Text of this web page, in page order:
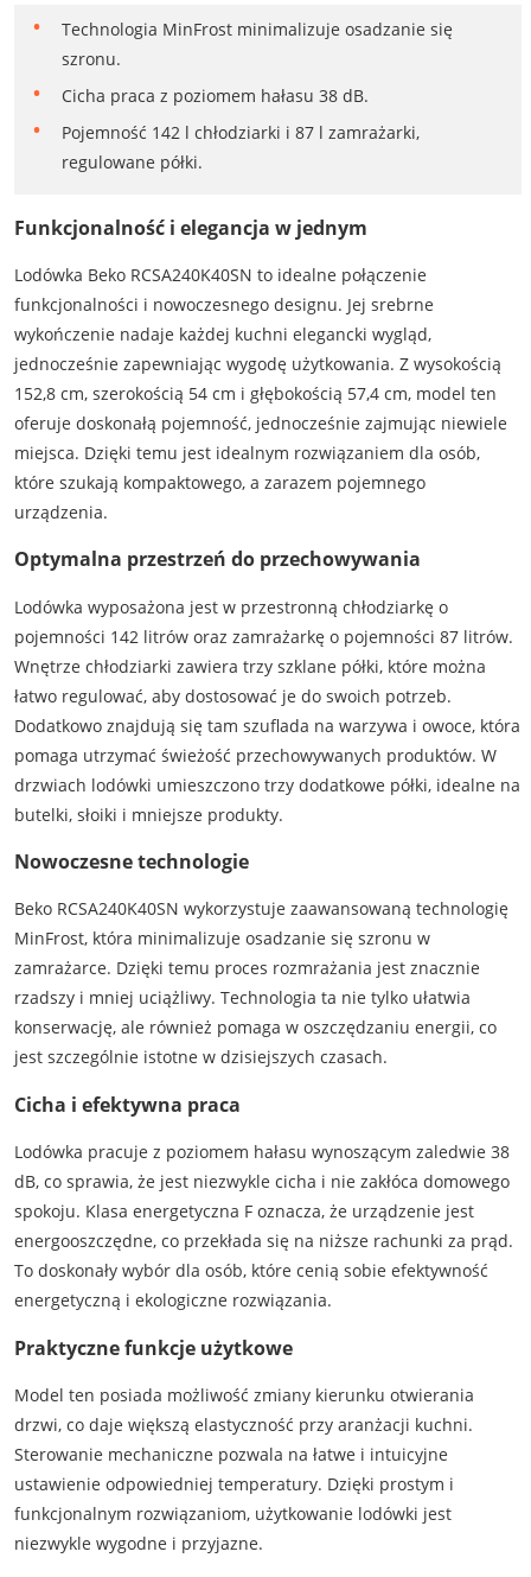
Technologia MinFrost minimalizuje osadzanie się
szronu.
Cicha praca z poziomem hałasu 38 dB.
Pojemność 142 l chłodziarki i 87 l zamrażarki,
regulowane półki.
Funkcjonalność i elegancja w jednym
Lodówka Beko RCSA240K40SN to idealne połączenie
funkcjonalności i nowoczesnego designu. Jej srebrne
wykończenie nadaje każdej kuchni elegancki wygląd,
jednocześnie zapewniając wygodę użytkowania. Z wysokością
152,8 cm, szerokością 54 cm i głębokością 57,4 cm, model ten
oferuje doskonałą pojemność, jednocześnie zajmując niewiele
miejsca. Dzięki temu jest idealnym rozwiązaniem dla osób,
które szukają kompaktowego, a zarazem pojemnego
urządzenia.
Optymalna przestrzeń do przechowywania
Lodówka wyposażona jest w przestronną chłodziarkę o
pojemności 142 litrów oraz zamrażarkę o pojemności 87 litrów.
Wnętrze chłodziarki zawiera trzy szklane półki, które można
łatwo regulować, aby dostosować je do swoich potrzeb.
Dodatkowo znajdują się tam szuflada na warzywa i owoce, która
pomaga utrzymać świeżość przechowywanych produktów. W
drzwiach lodówki umieszczono trzy dodatkowe półki, idealne na
butelki, słoiki i mniejsze produkty.
Nowoczesne technologie
Beko RCSA240K40SN wykorzystuje zaawansowaną technologię
MinFrost, która minimalizuje osadzanie się szronu w
zamrażarce. Dzięki temu proces rozmrażania jest znacznie
rzadszy i mniej uciążliwy. Technologia ta nie tylko ułatwia
konserwację, ale również pomaga w oszczędzaniu energii, co
jest szczególnie istotne w dzisiejszych czasach.
Cicha i efektywna praca
Lodówka pracuje z poziomem hałasu wynoszącym zaledwie 38
dB, co sprawia, że jest niezwykle cicha i nie zakłóca domowego
spokoju. Klasa energetyczna F oznacza, że urządzenie jest
energooszczędne, co przekłada się na niższe rachunki za prąd.
To doskonały wybór dla osób, które cenią sobie efektywność
energetyczną i ekologiczne rozwiązania.
Praktyczne funkcje użytkowe
Model ten posiada możliwość zmiany kierunku otwierania
drzwi, co daje większą elastyczność przy aranżacji kuchni.
Sterowanie mechaniczne pozwala na łatwe i intuicyjne
ustawienie odpowiedniej temperatury. Dzięki prostym i
funkcjonalnym rozwiązaniom, użytkowanie lodówki jest
niezwykle wygodne i przyjazne.